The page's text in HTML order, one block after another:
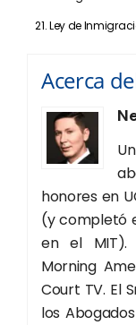
Ley de
Acerca
honores en
(y completó
en el MIT).
Morning
Court TV. El
los